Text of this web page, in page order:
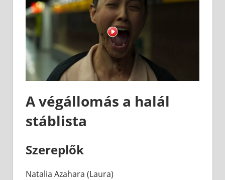
A végállomás a halál
stáblista
Szereplők
Natalia Azahara (Laura)